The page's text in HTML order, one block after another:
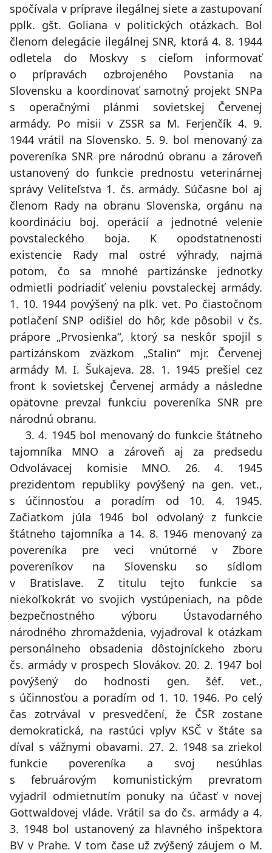
spočívala v príprave ilegálnej siete a zastupovaní
pplk. gšt. Goliana v politických otázkach. Bol
členom delegácie ilegálnej SNR, ktorá 4. 8. 1944
odletela do Moskvy s cieľom informovať
o prípravách ozbrojeného Povstania na
Slovensku a koordinovať samotný projekt SNPa
s operačnými plánmi sovietskej Červenej
armády. Po misii v ZSSR sa M. Ferjenčík 4. 9.
1944 vrátil na Slovensko. 5. 9. bol menovaný za
povereníka SNR pre národnú obranu a zároveň
ustanovený do funkcie prednostu veterinárnej
správy Veliteľstva 1. čs. armády. Súčasne bol aj
členom Rady na obranu Slovenska, orgánu na
koordináciu boj. operácií a jednotné velenie
povstaleckého boja. K opodstatnenosti
existencie Rady mal ostré výhrady, najmä
potom, čo sa mnohé partizánske jednotky
odmietli podriadiť veleniu povstaleckej armády.
1. 10. 1944 povýšený na plk. vet. Po čiastočnom
potlačení SNP odišiel do hôr, kde pôsobil v čs.
prápore „Prvosienka“, ktorý sa neskôr spojil s
partizánskom zväzkom „Stalin“ mjr. Červenej
armády M. I. Šukajeva. 28. 1. 1945 prešiel cez
front k sovietskej Červenej armády a následne
opätovne prevzal funkciu povereníka SNR pre
národnú obranu.
3. 4. 1945 bol menovaný do funkcie štátneho
tajomníka MNO a zároveň aj za predsedu
Odvolávacej komisie MNO. 26. 4. 1945
prezidentom republiky povýšený na gen. vet.,
s účinnosťou a poradím od 10. 4. 1945.
Začiatkom júla 1946 bol odvolaný z funkcie
štátneho tajomníka a 14. 8. 1946 menovaný za
povereníka pre veci vnútorné v Zbore
povereníkov na Slovensku so sídlom
v Bratislave. Z titulu tejto funkcie sa
niekoľkokrát vo svojich vystúpeniach, na pôde
bezpečnostného výboru Ústavodarného
národného zhromaždenia, vyjadroval k otázkam
personálneho obsadenia dôstojníckeho zboru
čs. armády v prospech Slovákov. 20. 2. 1947 bol
povýšený do hodnosti gen. šéf. vet.,
s účinnosťou a poradím od 1. 10. 1946. Po celý
čas zotrvával v presvedčení, že ČSR zostane
demokratická, na rastúci vplyv KSČ v štáte sa
díval s vážnymi obavami. 27. 2. 1948 sa zriekol
funkcie povereníka a svoj nesúhlas
s februárovým komunistickým prevratom
vyjadril odmietnutím ponuky na účasť v novej
Gottwaldovej vláde. Vrátil sa do čs. armády a 4.
3. 1948 bol ustanovený za hlavného inšpektora
BV v Prahe. V tom čase už zvýšený záujem o M.